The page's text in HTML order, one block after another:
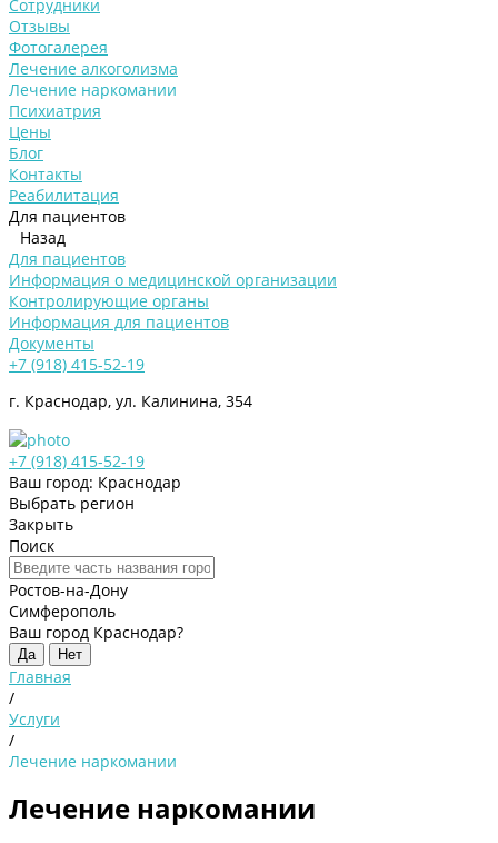
Сотрудники
Отзывы
Фотогалерея
Лечение алкоголизма
Лечение наркомании
Психиатрия
Цены
Блог
Контакты
Реабилитация
Для пациентов
Назад
Для пациентов
Информация о медицинской организации
Контролирующие органы
Информация для пациентов
Документы
+7 (918) 415-52-19
г. Краснодар, ул. Калинина, 354
+7 (918) 415-52-19
Ваш город: Краснодар
Выбрать регион
Закрыть
Поиск
Ростов-на-Дону
Симферополь
Ваш город Краснодар?
Да Нет
Главная
/
Услуги
/
Лечение наркомании
Лечение наркомании